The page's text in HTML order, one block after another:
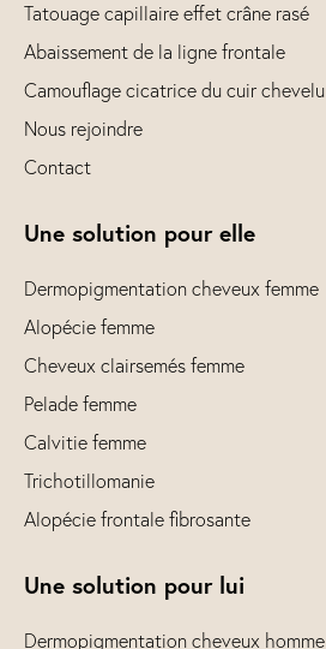
Tatouage capillaire effet crâne rasé
Abaissement de la ligne frontale
Camouflage cicatrice du cuir chevelu
Nous rejoindre
Contact
Une solution pour elle
Dermopigmentation cheveux femme
Alopécie femme
Cheveux clairsemés femme
Pelade femme
Calvitie femme
Trichotillomanie
Alopécie frontale fibrosante
Une solution pour lui
Dermopigmentation cheveux homme